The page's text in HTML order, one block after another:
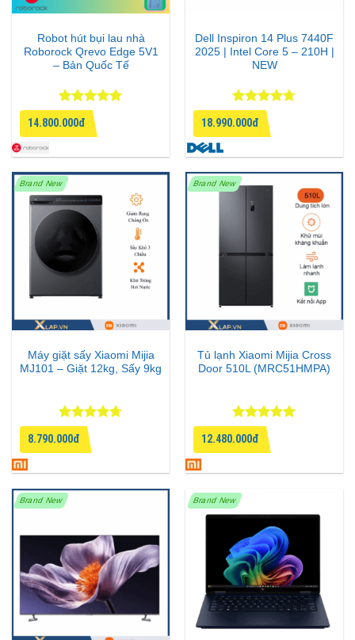
Robot hút bụi lau nhà
Roborock Qrevo Edge 5V1
– Bản Quốc Tế
Được xếp
hạng
55
sao
14.800.000đ
Dell Inspiron 14 Plus 7440F
2025 | Intel Core 5 – 210H |
NEW
Được xếp
hạng
4.67
5 sao
18.990.000đ
Brand New
Máy giặt sấy Xiaomi Mijia
MJ101 – Giặt 12kg, Sấy 9kg
Được xếp
hạng4.67
5 sao
8.790.000đ
Brand New
Tủ lạnh Xiaomi Mijia Cross
Door 510L (MRC51HMPA)
Được xếp
hạng
55
sao
12.480.000đ
Brand New Brand New